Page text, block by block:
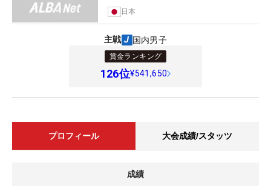
日本
主戦 国内男子
賞金ランキング
126位¥541,650
プロフィール 大会成績/スタッツ
成績